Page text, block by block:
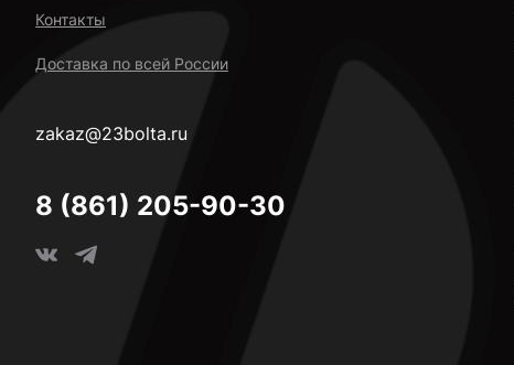
Контакты
Доставка по всей России
zakaz@23bolta.ru
8 (861) 205-90-30